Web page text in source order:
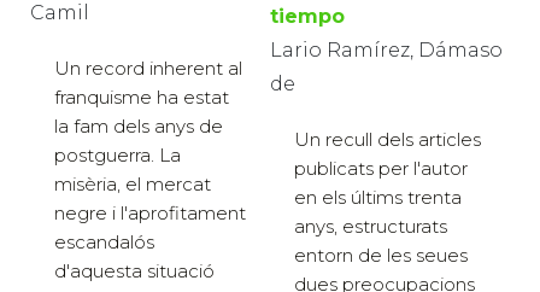
Camil
Un record inherent al
franquisme ha estat
la fam dels anys de
postguerra. La
misèria, el mercat
negre i l'aprofitament
escandalós
d'aquesta situació
tiempo
Lario Ramírez, Dámaso
de
Un recull dels articles
publicats per l'autor
en els últims trenta
anys, estructurats
entorn de les seues
dues preocupacions